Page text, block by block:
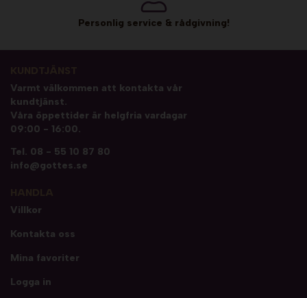
Personlig service & rådgivning!
Varmt välkommen att kontakta vår
kundtjänst.
Våra öppettider är helgfria vardagar
09:00 - 16:00.
Tel. 08 - 55 10 87 80
info@gottes.se
Villkor
Kontakta oss
Mina favoriter
Logga in